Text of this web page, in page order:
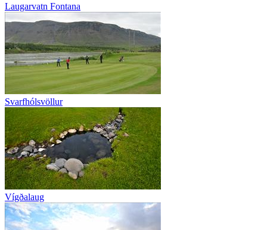
Laugarvatn Fontana
Svarfhólsvöllur
Vígðalaug